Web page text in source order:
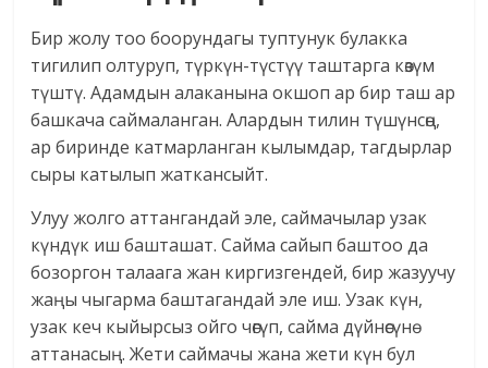
Бир жолу тоо боорундагы туптунук булакка
тигилип олтуруп, түркүн-түстүү таштарга көзүм
түштү. Адамдын алаканына окшоп ар бир таш ар
башкача саймаланган. Алардын тилин түшүнсөң,
ар биринде катмарланган кылымдар, тагдырлар
сыры катылып жаткансыйт.
Улуу жолго аттангандай эле, саймачылар узак
күндүк иш башташат. Сайма сайып баштоо да
бозоргон талаага жан киргизгендей, бир жазуучу
жаңы чыгарма баштагандай эле иш. Узак күн,
узак кеч кыйырсыз ойго чөгүп, сайма дүйнөсүнө
аттанасың. Жети саймачы жана жети күн бул